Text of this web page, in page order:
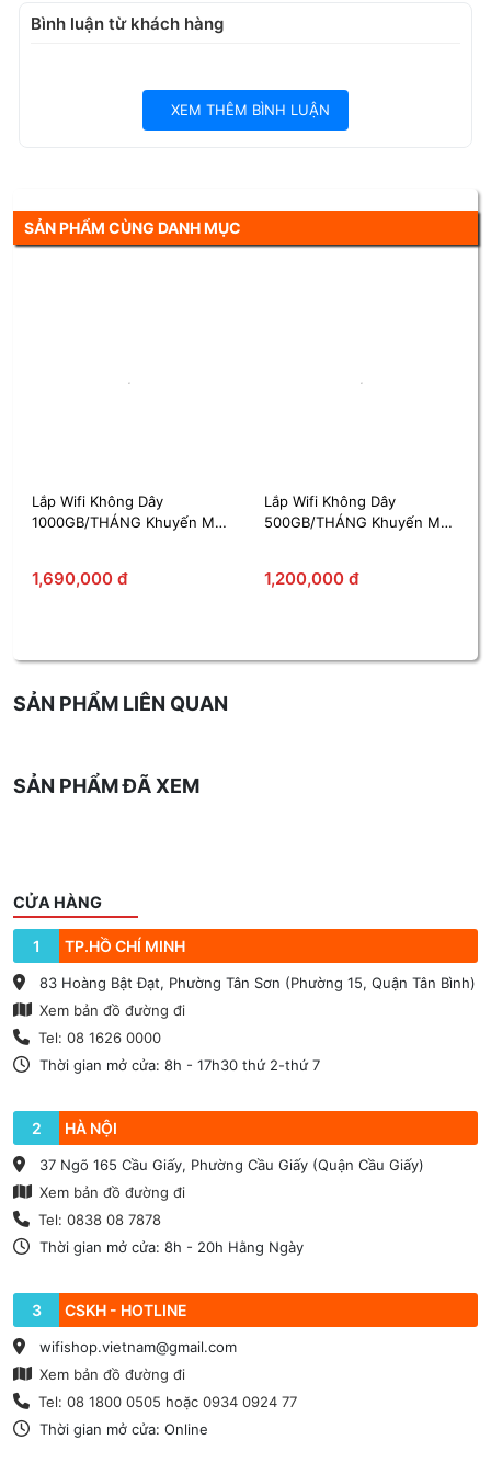
Sóng ổn định nhiều khu vực
Tiết kiệm chi phí hơn internet truyền thống
Bình luận từ khách hàng
XEM THÊM BÌNH LUẬN
SẢN PHẨM CÙNG DANH MỤC
Lắp Wifi Không Dây
1000GB/THÁNG Khuyến Mãi
1,690,000 đ
Lắp Wifi Không Dây
500GB/THÁNG Khuyến Mãi
1,200,000 đ
SẢN PHẨM LIÊN QUAN
SẢN PHẨM ĐÃ XEM
CỬA HÀNG
1 TP.HỒ CHÍ MINH
83 Hoàng Bật Đạt, Phường Tân Sơn (Phường 15, Quận Tân Bình)
Xem bản đồ đường đi
Tel: 08 1626 0000
Thời gian mở cửa: 8h - 17h30 thứ 2-thứ 7
2 HÀ NỘI
37 Ngõ 165 Cầu Giấy, Phường Cầu Giấy (Quận Cầu Giấy)
Xem bản đồ đường đi
Tel: 0838 08 7878
Thời gian mở cửa: 8h - 20h Hằng Ngày
3 CSKH - HOTLINE
wifishop.vietnam@gmail.com
Xem bản đồ đường đi
Tel: 08 1800 0505 hoặc 0934 0924 77
Thời gian mở cửa: Online